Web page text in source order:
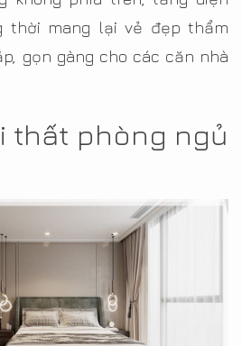
thời mang lại vẻ đẹp thẩm
gọn gàng cho các căn nhà
thất phòng ngủ